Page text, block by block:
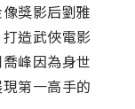
獎影后劉雅
造武俠電影
峰因為身世
第一高手的